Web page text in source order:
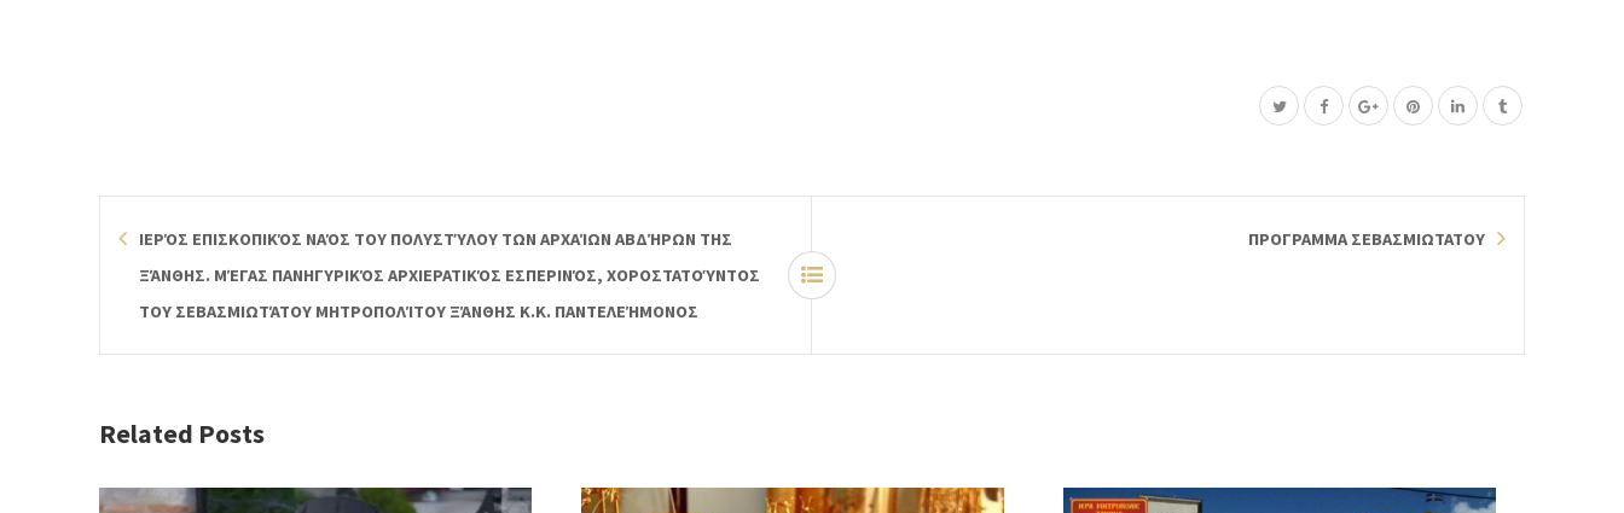
ΙΕΡΌΣ ΕΠΙΣΚΟΠΙΚΌΣ ΝΑΌΣ ΤΟΥ ΠΟΛΥΣΤΎΛΟΥ ΤΩΝ ΑΡΧΑΊΩΝ ΑΒΔΉΡΩΝ ΤΗΣ
ΞΆΝΘΗΣ. ΜΈΓΑΣ ΠΑΝΗΓΥΡΙΚΌΣ ΑΡΧΙΕΡΑΤΙΚΌΣ ΕΣΠΕΡΙΝΌΣ, ΧΟΡΟΣΤΑΤΟΎΝΤΟΣ
ΤΟΥ ΣΕΒΑΣΜΙΩΤΆΤΟΥ ΜΗΤΡΟΠΟΛΊΤΟΥ ΞΆΝΘΗΣ Κ.Κ. ΠΑΝΤΕΛΕΉΜΟΝΟΣ
ΠΡΟΓΡΑΜΜΑ ΣΕΒΑΣΜΙΩΤΑΤΟΥ
Related Posts